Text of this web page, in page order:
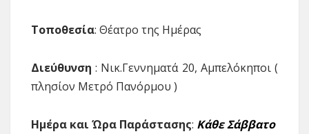
Τοποθεσία: Θέατρο της Ημέρας
Διεύθυνση : Νικ.Γεννηματά 20, Αμπελόκηποι (
πλησίον Μετρό Πανόρμου )
Ημέρα και Ώρα Παράστασης: Κάθε Σάββατο